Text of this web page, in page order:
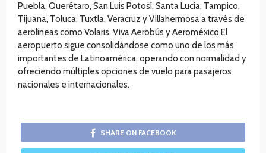
Puebla, Querétaro, San Luis Potosí, Santa Lucía, Tampico,
Tijuana, Toluca, Tuxtla, Veracruz y Villahermosa a través de
aerolíneas como Volaris, Viva Aerobús y Aeroméxico.El
aeropuerto sigue consolidándose como uno de los más
importantes de Latinoamérica, operando con normalidad y
ofreciendo múltiples opciones de vuelo para pasajeros
nacionales e internacionales.
SHARE ON FACEBOOK